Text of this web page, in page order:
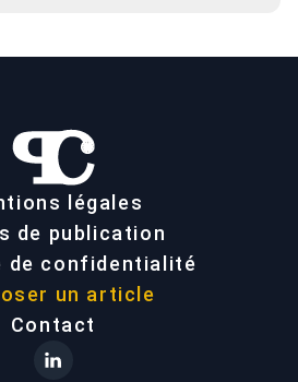
légales
de publication
de confidentialité
un article
Contact